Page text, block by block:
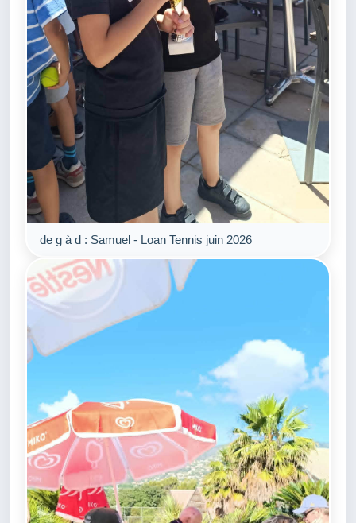
de g à d : Samuel - Loan Tennis juin 2026